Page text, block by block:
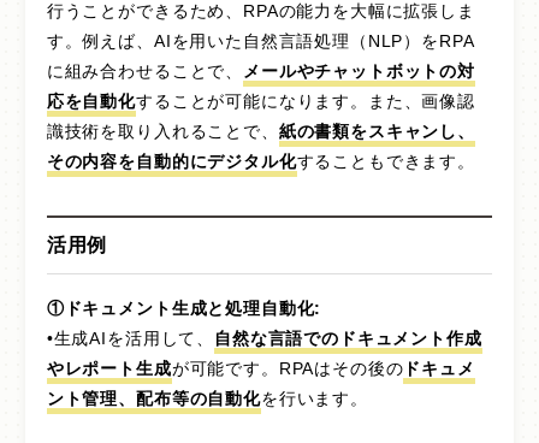
行うことができるため、RPAの能力を大幅に拡張しま
す。例えば、AIを用いた自然言語処理（NLP）をRPA
に組み合わせることで、 メールやチャットボットの対
応を自動化することが可能になります。また、画像認
識技術を取り入れることで、 紙の書類をスキャンし、
その内容を自動的にデジタル化することもできます。
活用例
①ドキュメント生成と処理自動化:
•生成AIを活用して、
自然な言語でのドキュメント作成
やレポート生成が可能です。RPAはその後の ドキュメ
ント管理、配布等の自動化を行います。